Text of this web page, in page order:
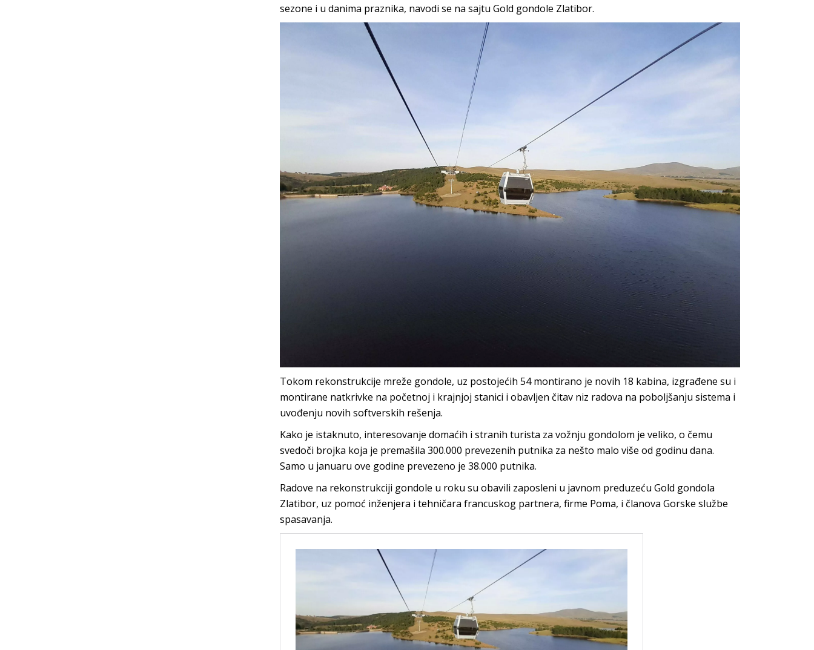
sezone i u danima praznika, navodi se na sajtu Gold gondole Zlatibor.
Tokom rekonstrukcije mreže gondole, uz postojećih 54 montirano je novih 18 kabina, izgrađene su i
montirane natkrivke na početnoj i krajnjoj stanici i obavljen čitav niz radova na poboljšanju sistema i
uvođenju novih softverskih rešenja.
Kako je istaknuto, interesovanje domaćih i stranih turista za vožnju gondolom je veliko, o čemu
svedoči brojka koja je premašila 300.000 prevezenih putnika za nešto malo više od godinu dana.
Samo u januaru ove godine prevezeno je 38.000 putnika.
Radove na rekonstrukciji gondole u roku su obavili zaposleni u javnom preduzeću Gold gondola
Zlatibor, uz pomoć inženjera i tehničara francuskog partnera, firme Poma, i članova Gorske službe
spasavanja.